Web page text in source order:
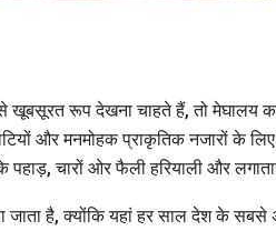
रूप देखना चाहते हैं, तो मेघालय का
और मनमोहक प्राकृतिक नजारों के
पहाड़, चारों ओर फैली हरियाली और
जाता है, क्योंकि यहां हर साल देश के सबसे